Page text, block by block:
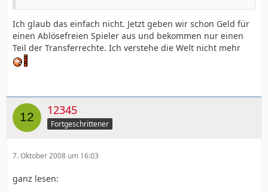
Ich glaub das einfach nicht. Jetzt geben wir schon Geld für
einen Ablösefreien Spieler aus und bekommen nur einen
Teil der Transferrechte. Ich verstehe die Welt nicht mehr
12345
Fortgeschrittener
7. Oktober 2008 um 16:03
ganz lesen: